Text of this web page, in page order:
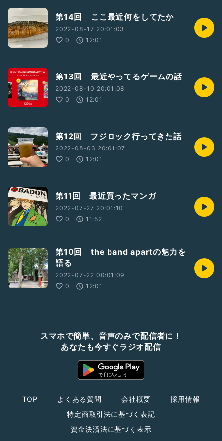
第14回 ここ最近何をしてたか
2022-08-17 20:01:03
0
12:01
第13回 最近やってるゲームの話
2022-08-10 20:01:08
0
12:01
第12回 フジロック行ってきた話
2022-08-03 20:01:07
0
12:01
第11回 最近買ったマンガ
2022-07-27 20:01:10
0
11:52
第10回 the band apartの魅力を
語る
2022-07-22 00:01:09
0
12:01
スマホで簡単、音声のみで配信者に！
あなたも今すぐラジオ配信
TOP よくある質問 会社概要
採用情報
特定商取引法に基づく表記
資金決済法に基づく表示